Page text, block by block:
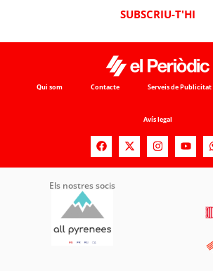
SUBSCRIU-T'HI
Qui som Contacte Serveis de Publicitat
Avís legal
Els nostres socis